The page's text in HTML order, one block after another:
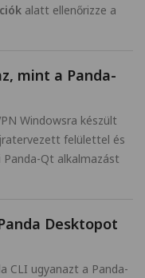
alatt ellenőrizze a
mint a Panda-
Windowsra készült
felülettel és
Panda-Qt alkalmazást
Desktopot
CLI ugyanazt a Panda-